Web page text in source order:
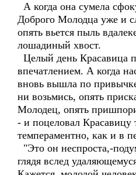
А когда она сумела
Доброго Молодца уже и
опять вьется пыль
лошадиный хвост.
Целый день Красавица
впечатлением. А когда
вновь вышла по
ни возьмись, опять
Молодец, опять
- и поцеловал Красавицу
темпераментно, как и в
"Это он неспроста,-
глядя вслед